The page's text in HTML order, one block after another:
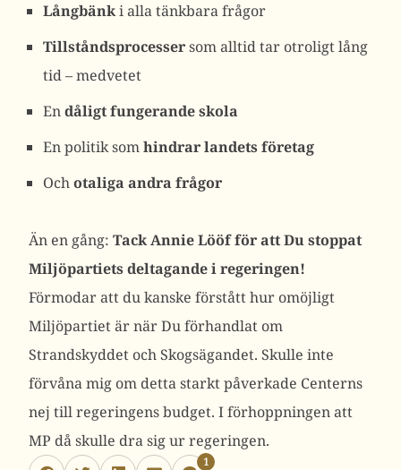
Långbänki alla tänkbara frågor
Tillståndsprocessersom alltid tar otroligt lång
tid – medvetet
Endåligt fungerande skola
En politik somhindrar landets företag
Ochotaliga andra frågor
Än en gång: Tack Annie Lööf för att Du stoppat
Miljöpartiets deltagande i regeringen!
Förmodar att du kanske förstått hur omöjligt
Miljöpartiet är när Du förhandlat om
Strandskyddet och Skogsägandet. Skulle inte
förvåna mig om detta starkt påverkade Centerns
nej till regeringens budget. I förhoppningen att
MP då skulle dra sig ur regeringen.
1